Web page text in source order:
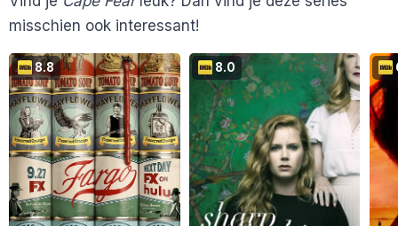
misschien ook interessant!
8.8 8.0